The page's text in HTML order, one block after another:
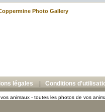
Photo Gallery
légales Conditions
animaux - toutes les photos de vos